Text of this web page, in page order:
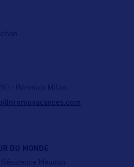
: Bérénice Milan
DU MONDE
Meudon